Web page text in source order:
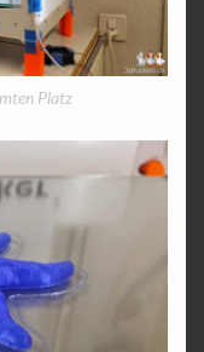
Platz